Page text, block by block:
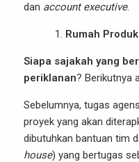
dan account executive.
Rumah
Siapa sajakah yang
periklanan? Berikutnya
Sebelumnya, tugas
proyek yang akan
dibutuhkan bantuan tim
house) yang bertugas